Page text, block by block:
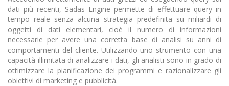
dati più recenti, Sadas Engine permette di effettuare query in
tempo reale senza alcuna strategia predefinita su miliardi di
oggetti di dati elementari, cioè il numero di informazioni
necessarie per avere una corretta base di analisi su anni di
comportamenti del cliente. Utilizzando uno strumento con una
capacità illimitata di analizzare i dati, gli analisti sono in grado di
ottimizzare la pianificazione dei programmi e razionalizzare gli
obiettivi di marketing e pubblicità.